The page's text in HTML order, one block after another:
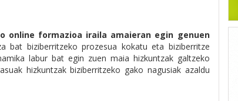
online formazioa iraila amaieran egin genuen
bat biziberritzeko prozesua kokatu eta biziberritze
labur bat egin zuen maia hizkuntzak galtzeko
hizkuntzak biziberritzeko gako nagusiak azaldu